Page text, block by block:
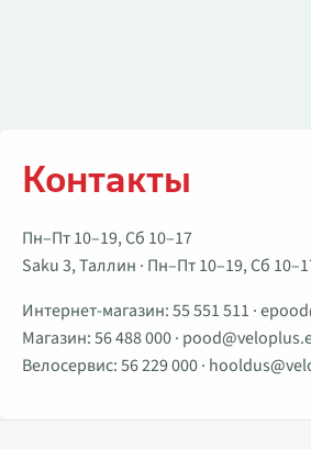
Контакты
Пн–Пт 10–19, Сб 10–17
Saku 3, Таллин · Пн–Пт 10–19, Сб
Интернет-магазин:55 551 511 ·
Магазин:56 488 000·
Велосервис:56 229 000·